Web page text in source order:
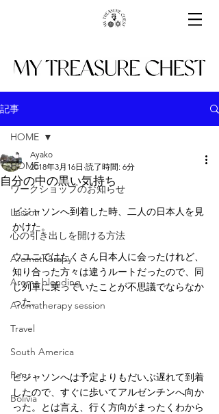
記事
HOME
ワークショップのお知らせ
Lesson
心の引き出しを開ける方法
Aromatherapy
Aroma blending
Aromatherapy session
Travel
South America
Peru
Bolivia
HOME
自分の中の黒い気持ち
Ayako
2018年3月16日 読了時間: 6分
ビジャソンへ到着した時、二人の日本人を見
かけた。
ウユニではたくさん日本人に会ったけれど、
知り合った方々は違うルートだったので、同
じ列車に乗っていたことが不思議でならなか
った。
ビジャソンへは予定よりもだいぶ遅れて到着
したので、すぐに歩いてアルゼンチンへ向か
った。とは言え、行く方向がまったくわから